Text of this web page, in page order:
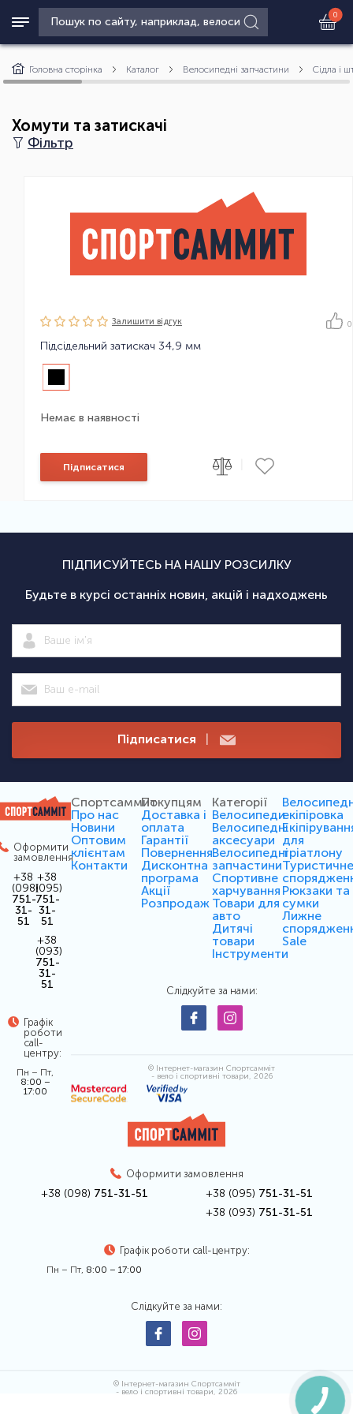
0
Головна сторінка Каталог Велосипедні запчастини Сідла і
Хомути та затискачі
Фільтр
Залишити вiдгук 0
Підсідельний затискач 34,9 мм
Немає в наявності
Підписатися
ПІДПИСУЙТЕСЬ НА НАШУ РОЗСИЛКУ
Будьте в курсі останніх новин, акцій і надходжень
Підписатися |
Оформити
замовлення
+38
(098)
751-
31-
51
+38
(095)
751-
31-
51
+38
(093)
751-
31-
51
Графік
роботи
call-
центру:
Пн – Пт,
8:00 –
17:00
Спортсаммит
Про нас
Новини
Оптовим
клієнтам
Контакти
Покупцям
Доставка і
оплата
Гарантії
Повернення
Дисконтна
програма
Акції
Розпродаж
Категорії
Велосипеди
Велосипедні
аксесуари
Велосипедні
запчастини
Спортивне
харчування
Товари для
авто
Дитячі
товари
Інструменти
екіпіровка
для
тріатлону
Рюкзаки та
сумки
Лижне
Sale
Слідкуйте за нами:
© Інтернет-магазин Спортсамміт
- вело і спортивні товари, 2026
Оформити замовлення
+38 (098) 751-31-51 +38 (095) 751-31-51
+38 (093) 751-31-51
Графік роботи call-центру:
Пн – Пт, 8:00 – 17:00
Слідкуйте за нами:
© Інтернет-магазин Спортсамміт
- вело і спортивні товари, 2026